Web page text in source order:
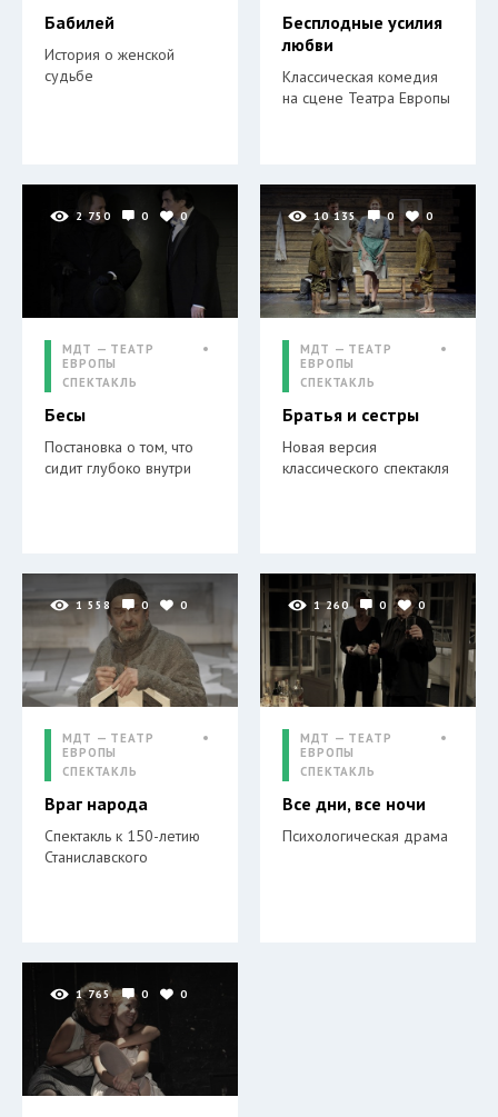
Бабилей
История о женской
судьбе
Бесплодные усилия
любви
Классическая комедия
на сцене Театра Европы
2 750 0 0
МДТ — ТЕАТР
ЕВРОПЫ
СПЕКТАКЛЬ
Бесы
Постановка о том, что
сидит глубоко внутри
10 135 0 0
МДТ — ТЕАТР
ЕВРОПЫ
СПЕКТАКЛЬ
Братья и сестры
Новая версия
классического спектакля
1 558 0 0
МДТ — ТЕАТР
ЕВРОПЫ
СПЕКТАКЛЬ
Враг народа
Спектакль к 150-летию
Станиславского
1 260 0 0
МДТ — ТЕАТР
ЕВРОПЫ
СПЕКТАКЛЬ
Все дни, все ночи
Психологическая драма
1 765 0 0